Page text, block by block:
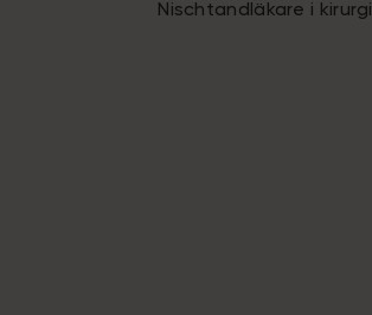
Nischtandläkare i kirurgi